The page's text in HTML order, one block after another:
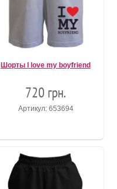
Шорты I love my boyfriend
720 грн.
Артикул: 653694